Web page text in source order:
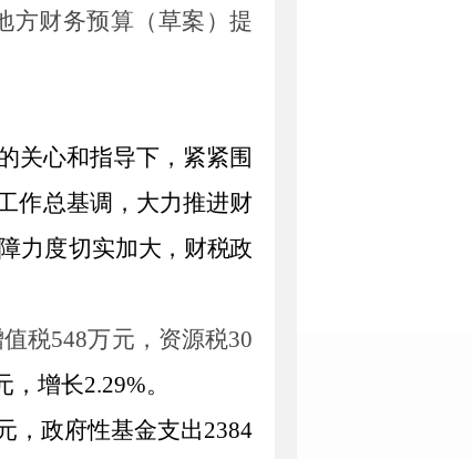
方财务预算（草案）提
关心和指导下，紧紧围
作总基调，大力推进财
力度切实加大，财税政
税548万元，资源税30
，增长2.29%。
，政府性基金支出2384